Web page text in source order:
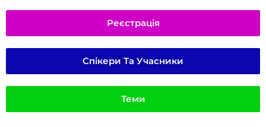
Реєстрація
Спікери Та Учасники
Теми